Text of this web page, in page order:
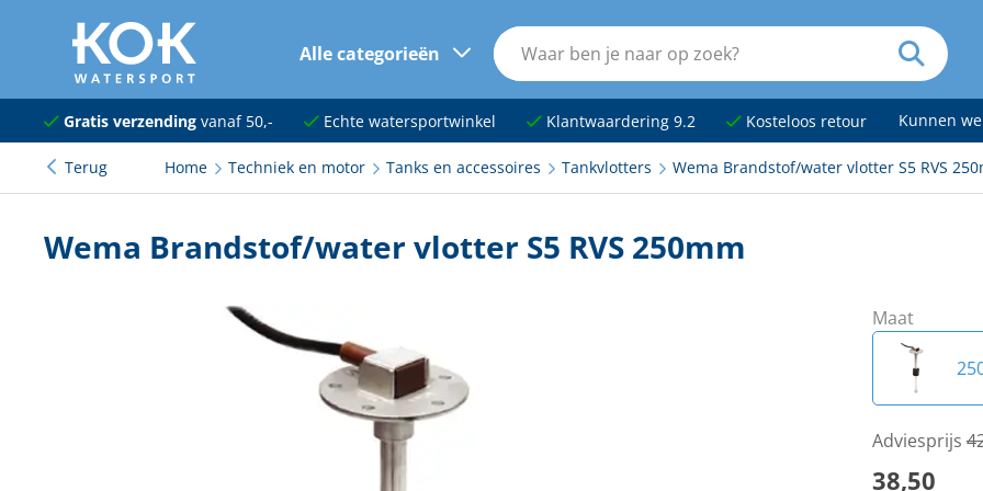
naar hoofdinhoud
Alle categorieën
Navigatie
Dekuitrusting
Gratis verzendingvanaf 50,- Echte watersportwinkel Klantwaardering 9.2 Kosteloos retour Kunnen
Terug Home Techniek en motor Tanks en accessoires Tankvlotters Wema Brandstof/water vlotter S5 RVS
Wema Brandstof/water vlotter S5 RVS 250mm
Maat
Adviesprijs
38,50